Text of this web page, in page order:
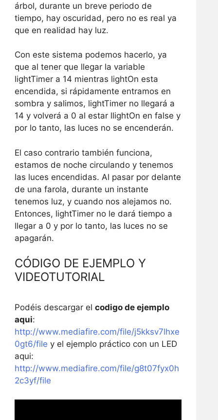
árbol, durante un breve periodo de
tiempo, hay oscuridad, pero no es real ya
que en realidad hay luz.
Con este sistema podemos hacerlo, ya
que al tener que llegar la variable
lightTimer a 14 mientras lightOn esta
encendida, si rápidamente entramos en
sombra y salimos, lightTimer no llegará a
14 y volverá a 0 al estar llightOn en false y
por lo tanto, las luces no se encenderán.
El caso contrario también funciona,
estamos de noche circulando y tenemos
las luces encendidas. Al pasar por delante
de una farola, durante un instante
tenemos luz, y cuando nos alejamos no.
Entonces, lightTimer no le dará tiempo a
llegar a 0 y por lo tanto, las luces no se
apagarán.
CÓDIGO DE EJEMPLO Y
VIDEOTUTORIAL
Podéis descargar el codigo de ejemplo
aqui:
http://www.mediafire.com/file/j5kksv7lhxe
0gt6/file y el ejemplo práctico con un LED
aqui:
http://www.mediafire.com/file/g8t07fyx0h
2c3yf/file